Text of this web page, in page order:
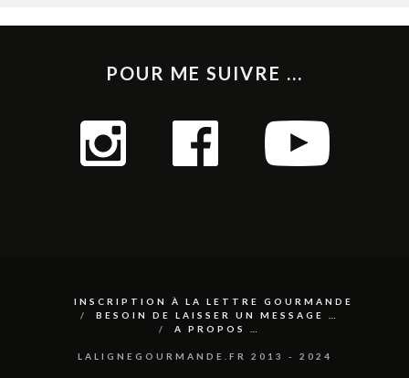
POUR ME SUIVRE ...
INSCRIPTION À LA LETTRE GOURMANDE
BESOIN DE LAISSER UN MESSAGE …
A PROPOS …
LALIGNEGOURMANDE.FR 2013 - 2024